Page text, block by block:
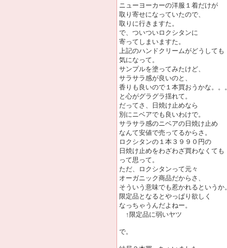
ニューヨーカーの洋服１着だけが
取り寄せになっていたので、
取りに行きますた。
で、ついついロクシタンに
寄ってしまいますた。
上記のハンドクリームがどうしても
気になって。
サンプルを塗ってみたけど、
サラサラ感が良いのと、
香りも良いので１本買おうかな。。
と心がグラグラ揺れて。
だってさ、日焼け止めなら
別にニベアでも良いわけで。
サラサラ感のニベアの日焼け止め
なんて安値で売ってるからさ。
ロクシタンの１本３９９０円の
日焼け止めをわざわざ買わなくても
って思って。
ただ、ロクシタンって元々
オーガニック商品だからさ、
そういう意味でも惹かれるというか
限定品となるとやっぱり欲しく
なっちゃうんだよねー。
↑限定品に弱いヤツ
で。